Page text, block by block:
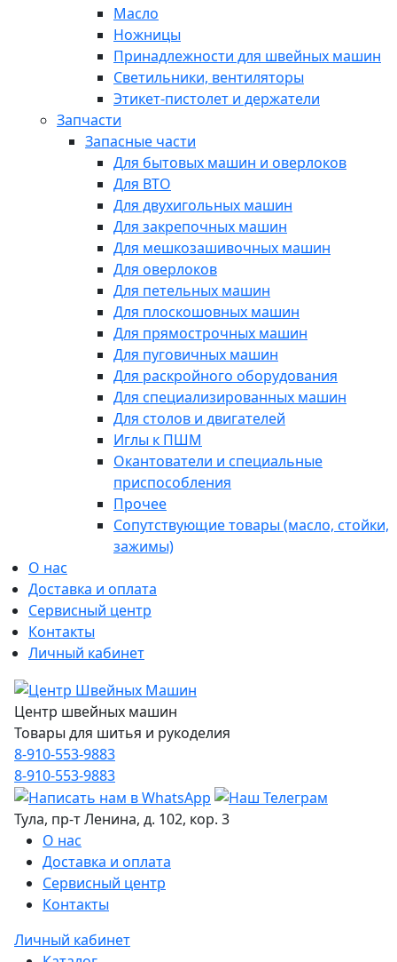
Масло
Ножницы
Принадлежности для швейных машин
Светильники, вентиляторы
Этикет-пистолет и держатели
Запчасти
Запасные части
Для бытовых машин и оверлоков
Для ВТО
Для двухигольных машин
Для закрепочных машин
Для мешкозашивочных машин
Для оверлоков
Для петельных машин
Для плоскошовных машин
Для прямострочных машин
Для пуговичных машин
Для раскройного оборудования
Для специализированных машин
Для столов и двигателей
Иглы к ПШМ
Окантователи и специальные
приспособления
Прочее
Сопутствующие товары (масло, стойки,
зажимы)
О нас
Доставка и оплата
Сервисный центр
Контакты
Личный кабинет
Центр швейных машин
Товары для шитья и рукоделия
8-910-553-9883
8-910-553-9883
Тула, пр-т Ленина, д. 102, кор. 3
О нас
Доставка и оплата
Сервисный центр
Контакты
Личный кабинет